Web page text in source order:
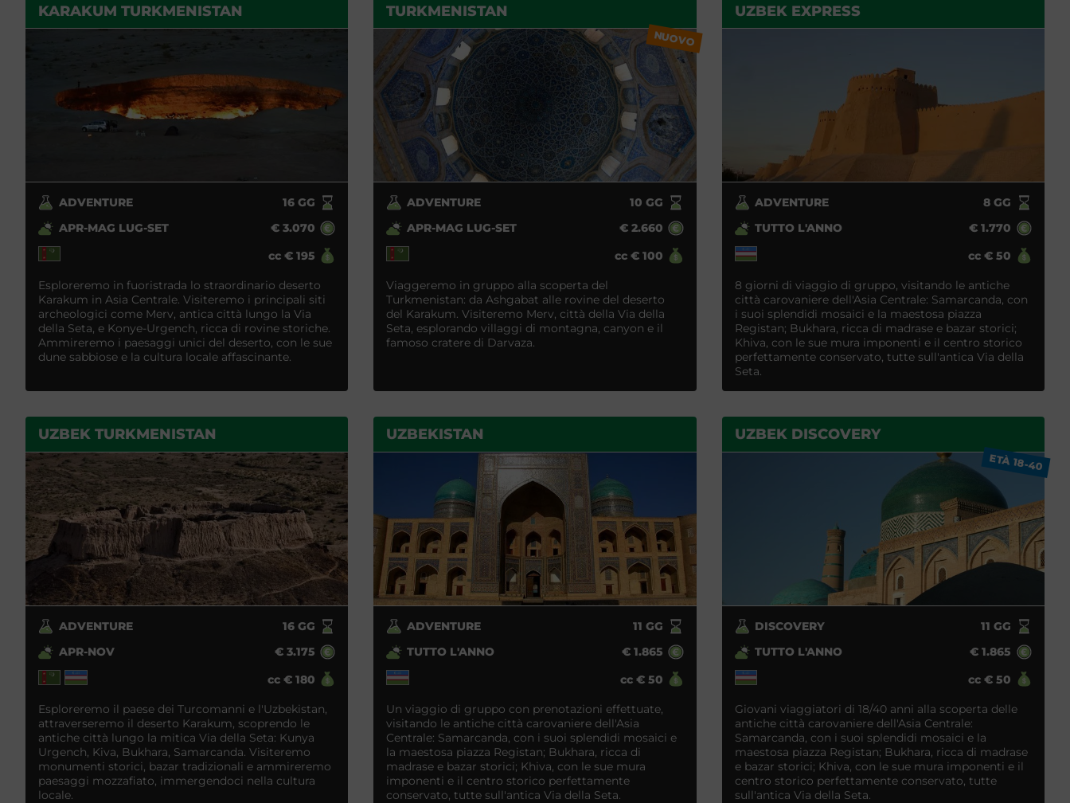
KARAKUM TURKMENISTAN
ADVENTURE 16GG
APR-MAG LUG-SET
€ 3.070
cc € 195
Esploreremo in fuoristrada lo straordinario deserto
Karakum in Asia Centrale. Visiteremo i principali siti
archeologici come Merv, antica città lungo la Via
della Seta, e Konye-Urgench, ricca di rovine storiche.
Ammireremo i paesaggi unici del deserto, con le sue
dune sabbiose e la cultura locale affascinante.
TURKMENISTAN
NUOVO
ADVENTURE 10 GG
APR-MAG LUG-SET
€ 2.660
cc€ 100
Viaggeremo in gruppo alla scoperta del
Turkmenistan: da Ashgabat alle rovine del deserto
del Karakum. Visiteremo Merv, città della Via della
Seta, esplorando villaggi di montagna, canyon e il
famoso cratere di Darvaza.
UZBEK EXPRESS
ADVENTURE 8 GG
TUTTO L'ANNO
€ 1.770
cc€ 50
8 giorni di viaggio di gruppo, visitando le antiche
città carovaniere dell'Asia Centrale: Samarcanda, con
i suoi splendidi mosaici e la maestosa piazza
Registan; Bukhara, ricca di madrase e bazar storici;
Khiva, con le sue mura imponenti e il centro storico
perfettamente conservato, tutte sull'antica Via della
Seta.
UZBEK TURKMENISTAN
ADVENTURE 16GG
APR-NOV
€ 3.175
cc € 180
Esploreremo il paese dei Turcomanni e l'Uzbekistan,
attraverseremo il deserto Karakum, scoprendo le
antiche città lungo la mitica Via della Seta: Kunya
Urgench, Kiva, Bukhara, Samarcanda. Visiteremo
monumenti storici, bazar tradizionali e ammireremo
paesaggi mozzafiato, immergendoci nella cultura
locale.
UZBEKISTAN
ADVENTURE 11 GG
TUTTO L'ANNO
€ 1.865
cc€ 50
Un viaggio di gruppo con prenotazioni effettuate,
visitando le antiche città carovaniere dell'Asia
Centrale: Samarcanda, con i suoi splendidi mosaici e
la maestosa piazza Registan; Bukhara, ricca di
madrase e bazar storici; Khiva, con le sue mura
imponenti e il centro storico perfettamente
conservato, tutte sull'antica Via della Seta.
UZBEK DISCOVERY
ETÀ 18-40
DISCOVERY 11 GG
TUTTO L'ANNO
€ 1.865
cc€ 50
Giovani viaggiatori di 18/40 anni alla scoperta delle
antiche città carovaniere dell'Asia Centrale:
Samarcanda, con i suoi splendidi mosaici e la
maestosa piazza Registan; Bukhara, ricca di madrase
e bazar storici; Khiva, con le sue mura imponenti e il
centro storico perfettamente conservato, tutte
sull'antica Via della Seta.